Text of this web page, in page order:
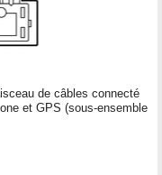
de câbles connecté
et GPS (sous-ensemble